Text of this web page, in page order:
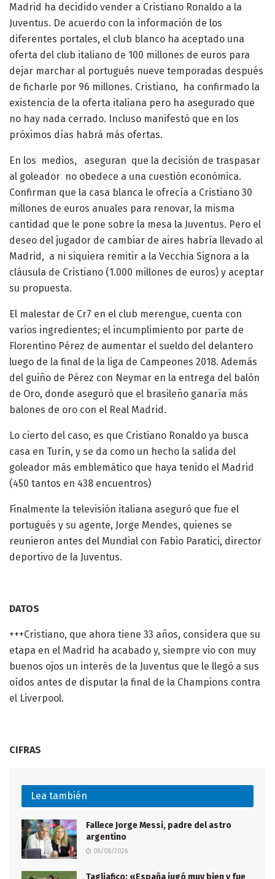
Madrid ha decidido vender a Cristiano Ronaldo a la
Juventus. De acuerdo con la información de los
diferentes portales, el club blanco ha aceptado una
oferta del club italiano de 100 millones de euros para
dejar marchar al portugués nueve temporadas después
de ficharle por 96 millones. Cristiano, ha confirmado la
existencia de la oferta italiana pero ha asegurado que
no hay nada cerrado. Incluso manifestó que en los
próximos días habrá más ofertas.
En los medios, aseguran que la decisión de traspasar
al goleador no obedece a una cuestión económica.
Confirman que la casa blanca le ofrecía a Cristiano 30
millones de euros anuales para renovar, la misma
cantidad que le pone sobre la mesa la Juventus. Pero el
deseo del jugador de cambiar de aires habría llevado al
Madrid, a ni siquiera remitir a la Vecchia Signora a la
cláusula de Cristiano (1.000 millones de euros) y aceptar
su propuesta.
El malestar de Cr7 en el club merengue, cuenta con
varios ingredientes; el incumplimiento por parte de
Florentino Pérez de aumentar el sueldo del delantero
luego de la final de la liga de Campeones 2018. Además
del guiño de Pérez con Neymar en la entrega del balón
de Oro, donde aseguró que el brasileño ganaría más
balones de oro con el Real Madrid.
Lo cierto del caso, es que Cristiano Ronaldo ya busca
casa en Turín, y se da como un hecho la salida del
goleador más emblemático que haya tenido el Madrid
(450 tantos en 438 encuentros)
Finalmente la televisión italiana aseguró que fue el
portugués y su agente, Jorge Mendes, quienes se
reunieron antes del Mundial con Fabio Paratici, director
deportivo de la Juventus.
DATOS
+++Cristiano, que ahora tiene 33 años, considera que su
etapa en el Madrid ha acabado y, siempre vio con muy
buenos ojos un interés de la Juventus que le llegó a sus
oídos antes de disputar la final de la Champions contra
el Liverpool.
CIFRAS
Lea también
Fallece Jorge Messi, padre del astro
argentino
08/08/2026